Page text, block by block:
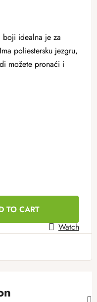
boji idealna je za
poliestersku jezgru,
možete pronaći i
TO CART
Watch